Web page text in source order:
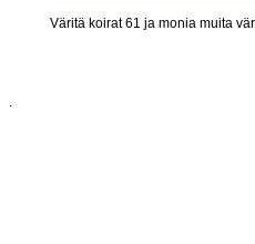
Väritä koirat 61 ja monia muita
.